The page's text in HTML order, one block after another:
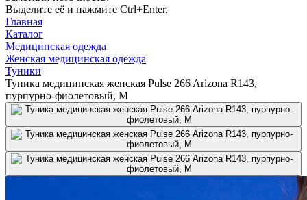
Выделите её и нажмите Ctrl+Enter.
Главная
Каталог
Медицинская одежда
Женская медицинская одежда
Туники
Туника медицинская женская Pulse 266 Arizona R143,
пурпурно-фиолетовый, M